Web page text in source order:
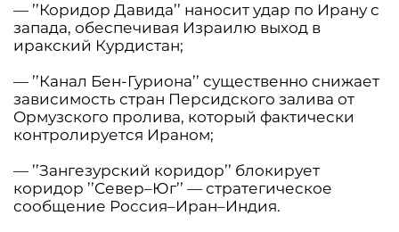
— ’’Коридор Давида’’ наносит удар по Ирану с
запада, обеспечивая Израилю выход в
иракский Курдистан;
— ’’Канал Бен-Гуриона’’ существенно снижает
зависимость стран Персидского залива от
Ормузского пролива, который фактически
контролируется Ираном;
— ’’Зангезурский коридор’’ блокирует
коридор ’’Север–Юг’’ — стратегическое
сообщение Россия–Иран–Индия.